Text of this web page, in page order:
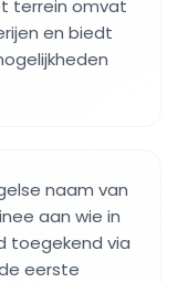
terrein omvat
en biedt
naam van
aan wie in
toegekend via
eerste